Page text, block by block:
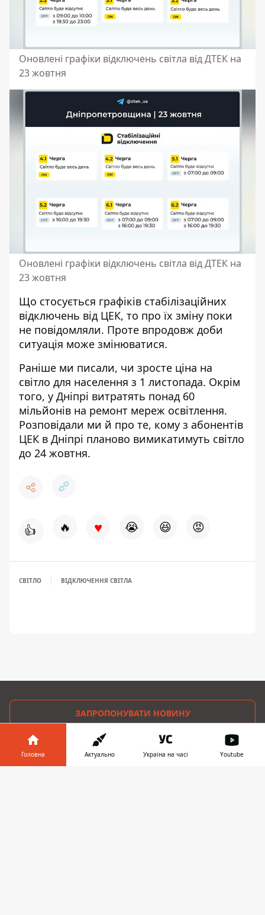
Оновлені графіки відключень світла від ДТЕК на
23 жовтня
Оновлені графіки відключень світла від ДТЕК на
23 жовтня
Що стосується графіків стабілізаційних
відключень від ЦЕК, то про їх зміну поки
не повідомляли. Проте впродовж доби
ситуація може змінюватися.
Раніше ми писали, чи зросте ціна на
світло для населення з 1 листопада. Окрім
того, у Дніпрі витратять понад 60
мільйонів на ремонт мереж освітлення.
Розповідали ми й про те, кому з абонентів
ЦЕК в Дніпрі планово вимикатимуть світло
до 24 жовтня.
👍 🔥 ♥ 😭 😆 😡
СВІТЛО ВІДКЛЮЧЕННЯ СВІТЛА
ЗАПРОПОНУВАТИ НОВИНУ
Дніпро
Головна Актуально Україна на часі Youtube